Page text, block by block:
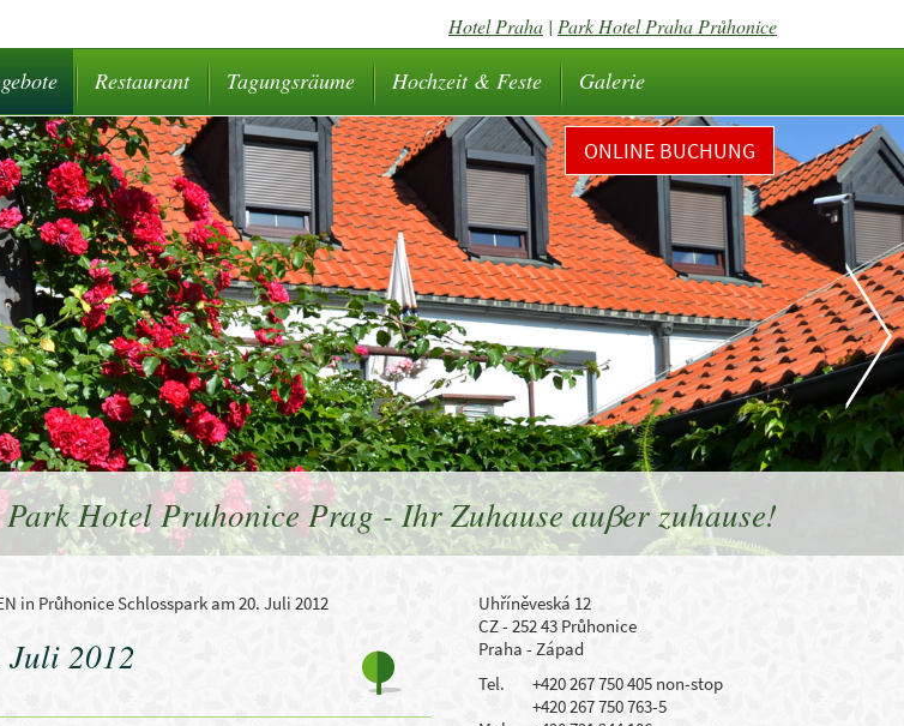
Hotel Praha | Park Hotel Praha Průhonice
Restaurant Tagungsräume Hochzeit & Feste Galerie
Park Hotel Pruhonice Prag - Ihr Zuhause auβer zuhause!
ONLINE BUCHUNG
in Průhonice Schlosspark am 20. Juli 2012
Juli 2012
Uhříněveská 12
CZ - 252 43 Průhonice
Praha - Západ
Tel.
+420 267 750 405 non-stop
+420 267 750 763-5